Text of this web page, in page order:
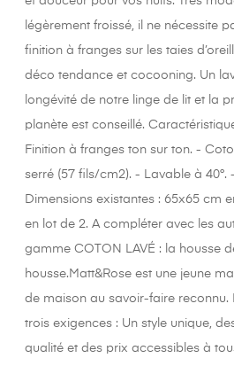
légèrement froissé, il ne nécessite
finition à franges sur les taies
déco tendance et cocooning. Un
longévité de notre linge de lit et la
planète est conseillé.
Finition à franges ton sur ton. -
serré (57 fils/cm2). - Lavable à 40°.
Dimensions existantes : 65x65 cm
en lot de 2. A compléter avec les
gamme COTON LAVÉ : la housse
housse.Matt&Rose est une jeune
de maison au savoir-faire reconnu.
trois exigences : Un style unique,
qualité et des prix accessibles à